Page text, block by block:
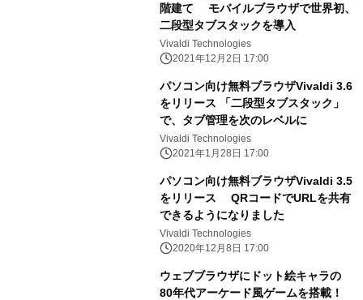
階建て モバイルブラウザで世界初、
二段型タブスタックを導入
Vivaldi Technologies
2021年12月2日 17:00
パソコン向け無料ブラウザVivaldi 3.6
をリリース 「二段型タブスタック」
で、タブ管理を次のレベルに
Vivaldi Technologies
2021年1月28日 17:00
パソコン向け無料ブラウザVivaldi 3.5
をリリース QRコードでURLを共有
できるようになりました
Vivaldi Technologies
2020年12月8日 17:00
ウェブブラウザにドット絵キャラの
80年代アーケード風ゲームを搭載！